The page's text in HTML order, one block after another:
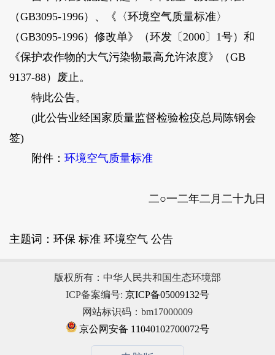
（GB3095-1996）、《〈环境空气质量标准〉
（GB3095-1996）修改单》（环发〔2000〕1号）和
《保护农作物的大气污染物最高允许浓度》（GB
9137-88）废止。
特此公告。
(此公告业经国家质量监督检验检疫总局陈钢会
签)
附件： 环境空气质量标准
二○一二年二月二十九日
主题词：环保 标准 环境空气 公告
版权所有：中华人民共和国生态环境部
ICP备案编号: 京ICP备05009132号
网站标识码：bm17000009
京公网安备 11040102700072号